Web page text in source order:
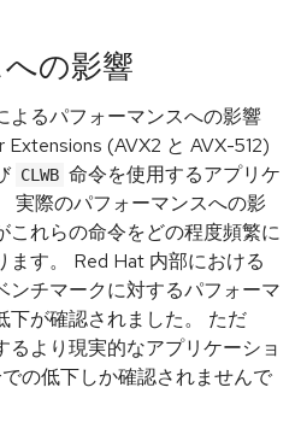
の影響
よるパフォーマンスへの影響
(AVX2 と AVX-512)
CLWB 命令を使用するアプリケ
実際のパフォーマンスへの影
これらの命令をどの程度頻繁に
す。 Red Hat 内部における
ンチマークに対するパフォーマ
下が確認されました。 ただ
るより現実的なアプリケーショ
の低下しか確認されませんで